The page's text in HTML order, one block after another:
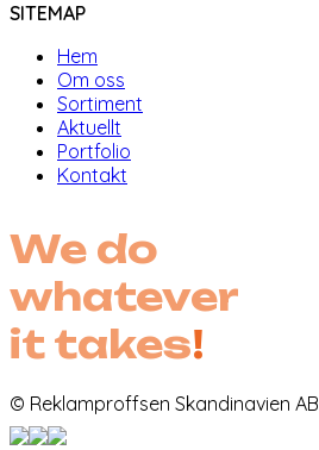
SITEMAP
Hem
Om oss
Sortiment
Aktuellt
Portfolio
Kontakt
We do
whatever
it takes!
© Reklamproffsen Skandinavien AB